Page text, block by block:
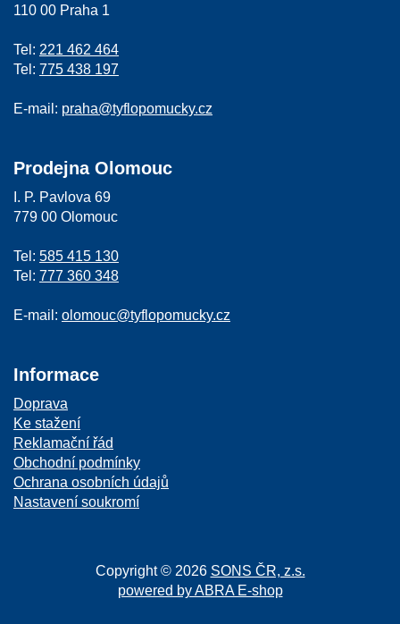
110 00 Praha 1
Tel: 221 462 464
Tel: 775 438 197
E-mail: praha@tyflopomucky.cz
Prodejna Olomouc
I. P. Pavlova 69
779 00 Olomouc
Tel: 585 415 130
Tel: 777 360 348
E-mail: olomouc@tyflopomucky.cz
Informace
Doprava
Ke stažení
Reklamační řád
Obchodní podmínky
Ochrana osobních údajů
Nastavení soukromí
Copyright © 2026 SONS ČR, z.s.
powered by ABRA E-shop